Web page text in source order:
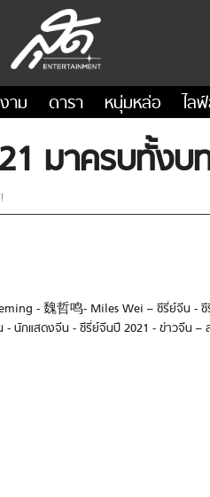
าม ดารา หนุ่มหล่อ ไล
มาครบทั้งบ